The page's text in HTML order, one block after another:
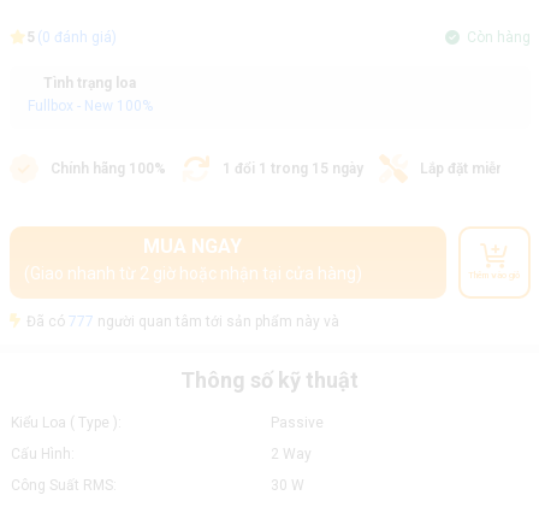
5 (0 đánh giá) Còn hàng
Tình trạng loa
Fullbox - New 100%
Chính hãng 100% 1 đổi 1 trong 15 ngày Lắp đặt miễn phí
MUA NGAY
(Giao nhanh từ 2 giờ hoặc nhận tại cửa hàng) Thêm vào giỏ
Đã có 777 người quan tâm tới sản phẩm này và
Thông số kỹ thuật
Kiểu Loa ( Type ):
Passive
Cấu Hình:
2 Way
Công Suất RMS:
30 W